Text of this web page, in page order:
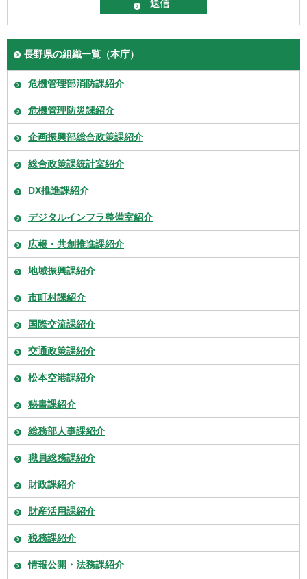
長野県の組織一覧（本庁）
危機管理部消防課紹介
危機管理防災課紹介
企画振興部総合政策課紹介
総合政策課統計室紹介
DX推進課紹介
デジタルインフラ整備室紹介
広報・共創推進課紹介
地域振興課紹介
市町村課紹介
国際交流課紹介
交通政策課紹介
松本空港課紹介
秘書課紹介
総務部人事課紹介
職員総務課紹介
財政課紹介
財産活用課紹介
税務課紹介
情報公開・法務課紹介